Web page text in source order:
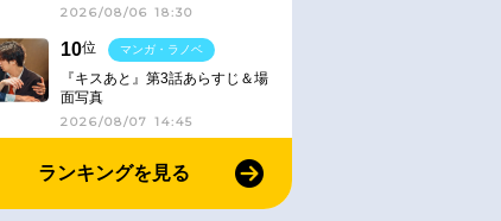
2026/08/06 18:30
10位
『キスあと』第3話あらすじ＆場
面写真
2026/08/07 14:45
マンガ・ラノベ
ランキングを見る